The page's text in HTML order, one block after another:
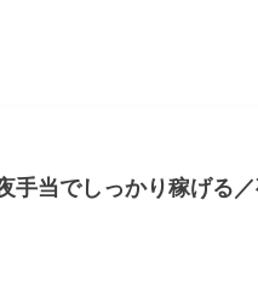
手当でしっかり稼げる